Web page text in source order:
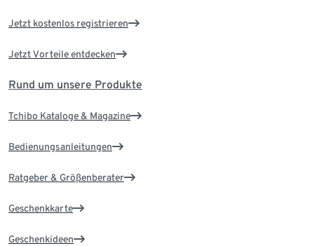
Jetzt kostenlos registrieren
Jetzt Vorteile entdecken
Rund um unsere Produkte
Tchibo Kataloge & Magazine
Bedienungsanleitungen
Ratgeber & Größenberater
Geschenkkarte
Geschenkideen